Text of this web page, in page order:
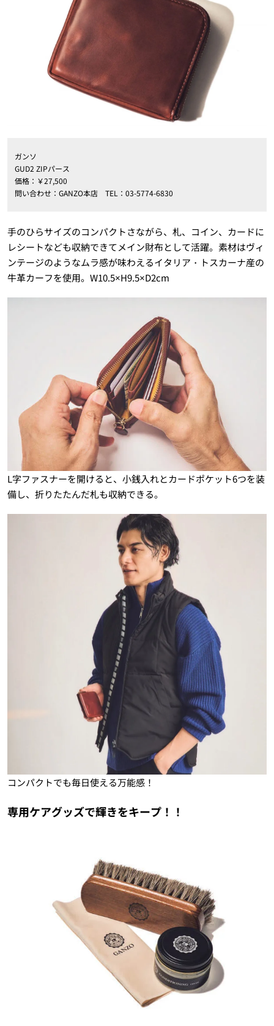
ガンソ
GUD2 ZIPパース
価格：￥27,500
問い合わせ：GANZO本店 TEL：03-5774-6830
手のひらサイズのコンパクトさながら、札、コイン、カードに
レシートなども収納できてメイン財布として活躍。素材はヴィ
ンテージのようなムラ感が味わえるイタリア・トスカーナ産の
牛革カーフを使用。W10.5×H9.5×D2cm
L字ファスナーを開けると、小銭入れとカードポケット6つを装
備し、折りたたんだ札も収納できる。
コンパクトでも毎日使える万能感！
専用ケアグッズで輝きをキープ！！